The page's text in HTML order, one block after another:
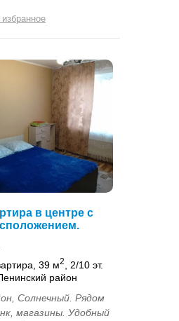
в центре с
39 м2
, 2/10 эт.
район
Солнечный. Рядом
магазины. Удобный